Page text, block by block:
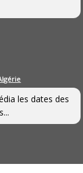
les dates des